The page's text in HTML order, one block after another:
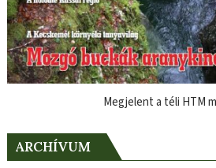
Megjelent a téli HTM
ARCHÍVUM